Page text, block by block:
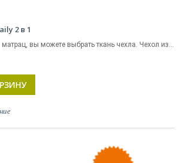
2 в 1
вы можете выбрать ткань чехла. Чехол из...